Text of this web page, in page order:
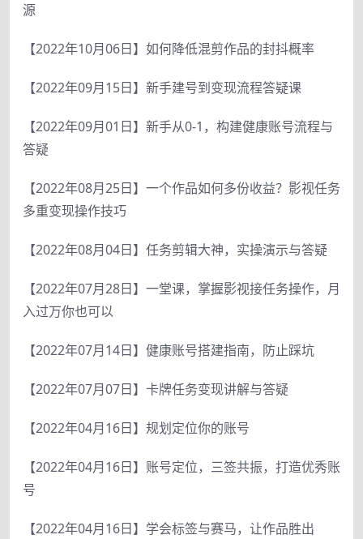
源
【2022年10月06日】如何降低混剪作品的封抖概率
【2022年09月15日】新手建号到变现流程答疑课
【2022年09月01日】新手从0-1，构建健康账号流程与
答疑
【2022年08月25日】一个作品如何多份收益？影视任务
多重变现操作技巧
【2022年08月04日】任务剪辑大神，实操演示与答疑
【2022年07月28日】一堂课，掌握影视接任务操作，月
入过万你也可以
【2022年07月14日】健康账号搭建指南，防止踩坑
【2022年07月07日】卡牌任务变现讲解与答疑
【2022年04月16日】规划定位你的账号
【2022年04月16日】账号定位，三签共振，打造优秀账
号
【2022年04月16日】学会标签与赛马，让作品胜出